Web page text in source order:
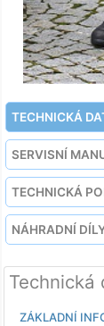
TECHNICKÁ
SERVISNÍ
TECHNICKÁ
NÁHRADNÍ
Technická
ZÁKLADNÍ